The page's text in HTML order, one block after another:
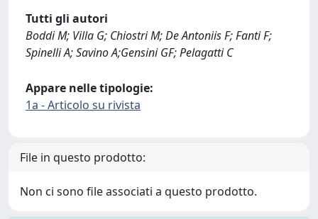
Tutti gli autori
Boddi M; Villa G; Chiostri M; De Antoniis F; Fanti F;
Spinelli A; Savino A;Gensini GF; Pelagatti C
Appare nelle tipologie:
1a - Articolo su rivista
File in questo prodotto:
Non ci sono file associati a questo prodotto.